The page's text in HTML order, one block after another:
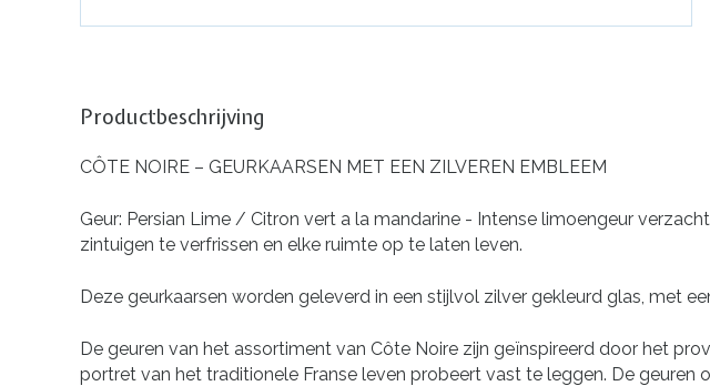
Productbeschrijving
CÔTE NOIRE – GEURKAARSEN MET EEN ZILVEREN EMBLEEM
Geur: Persian Lime / Citron vert a la mandarine - Intense limoengeur
zintuigen te verfrissen en elke ruimte op te laten leven.
Deze geurkaarsen worden geleverd in een stijlvol zilver gekleurd glas, met
De geuren van het assortiment van Côte Noire zijn geïnspireerd door het
portret van het traditionele Franse leven probeert vast te leggen. De